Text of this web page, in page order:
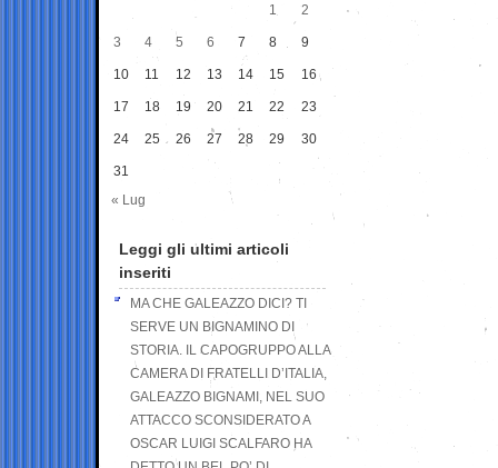
1
2
3 4 5 6 7 8 9
10 11 12 13 14 15 16
17 18 19 20 21 22 23
24 25 26 27 28 29 30
31
« Lug
Leggi gli ultimi articoli
inseriti
MA CHE GALEAZZO DICI? TI
SERVE UN BIGNAMINO DI
STORIA. IL CAPOGRUPPO ALLA
CAMERA DI FRATELLI D’ITALIA,
GALEAZZO BIGNAMI, NEL SUO
ATTACCO SCONSIDERATO A
OSCAR LUIGI SCALFARO HA